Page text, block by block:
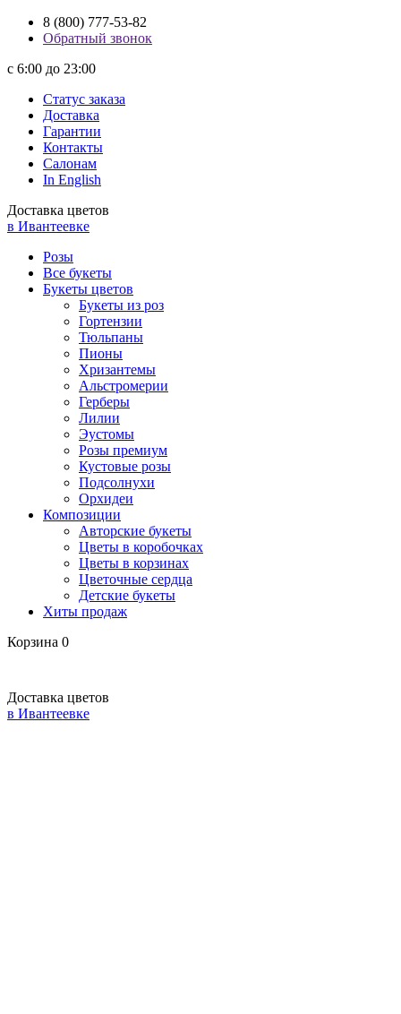
8 (800) 777-53-82
Обратный звонок
с 6:00 до 23:00
Статус заказа
Доставка
Гарантии
Контакты
Салонам
In English
Доставка цветов
в Ивантеевке
Розы
Все букеты
Букеты цветов
Букеты из роз
Гортензии
Тюльпаны
Пионы
Хризантемы
Альстромерии
Герберы
Лилии
Эустомы
Розы премиум
Кустовые розы
Подсолнухи
Орхидеи
Композиции
Авторские букеты
Цветы в коробочках
Цветы в корзинах
Цветочные сердца
Детские букеты
Хиты продаж
Корзина 0
Доставка цветов
в Ивантеевке